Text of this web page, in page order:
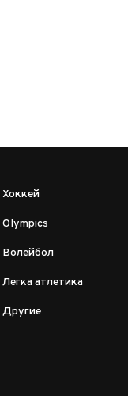
Хоккей
Olympics
Волейбол
Легка атлетика
Другие